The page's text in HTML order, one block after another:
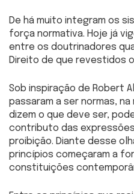
De há muito integram os
força normativa. Hoje já
entre os doutrinadores
Direito de que revestidos
Sob inspiração de Robert
passaram a ser normas,
dizem o que deve ser,
contributo das
proibição. Diante desse
princípios começaram a
constituições